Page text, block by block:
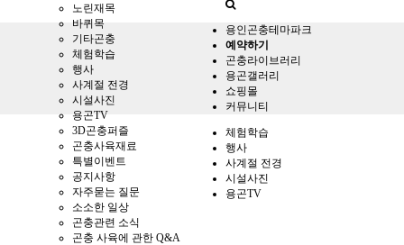
노린재목
바퀴목
기타곤충
체험학습
행사
사계절 전경
시설사진
용곤TV
3D곤충퍼즐
곤충사육재료
특별이벤트
공지사항
자주묻는 질문
소소한 일상
곤충관련 소식
곤충 사육에 관한 Q&A
용인곤충테마파크
예약하기
곤충라이브러리
용곤갤러리
쇼핑몰
커뮤니티
체험학습
행사
사계절 전경
시설사진
용곤TV